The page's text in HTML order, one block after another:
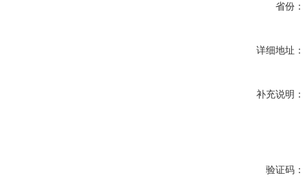
省份：
详细地址：
补充说明：
验证码：